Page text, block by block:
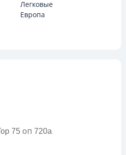
Легковые
Европа
75 оп 720a